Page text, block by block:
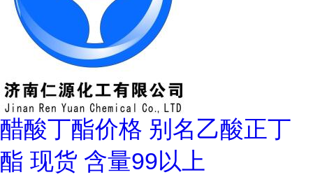
醋酸丁酯价格 别名乙酸正丁
酯 现货 含量99以上